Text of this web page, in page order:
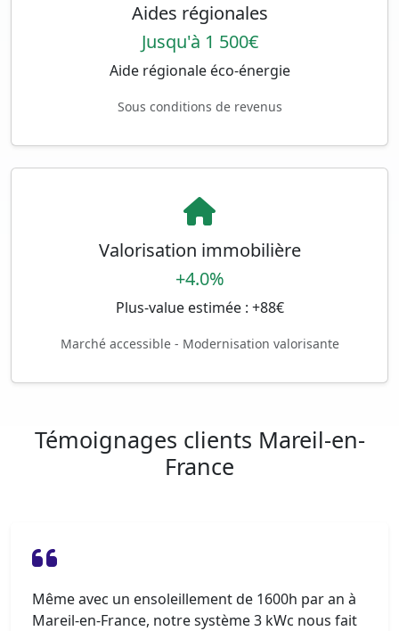
Aides régionales
Jusqu'à 1 500€
Aide régionale éco-énergie
Sous conditions de revenus
Valorisation immobilière
+4.0%
Plus-value estimée : +88€
Marché accessible - Modernisation valorisante
Témoignages clients Mareil-en-
France
Même avec un ensoleillement de 1600h par an à
Mareil-en-France, notre système 3 kWc nous fait